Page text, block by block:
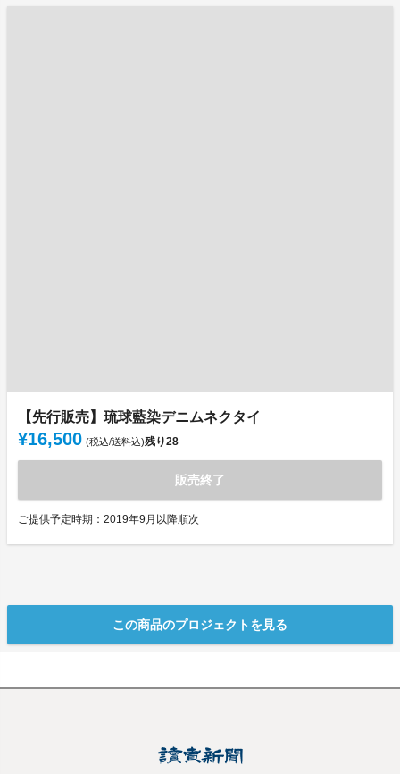
【先行販売】琉球藍染デニムネクタイ
¥16,500 (税込/送料込)残り28
販売終了
ご提供予定時期：2019年9月以降順次
この商品のプロジェクトを見る